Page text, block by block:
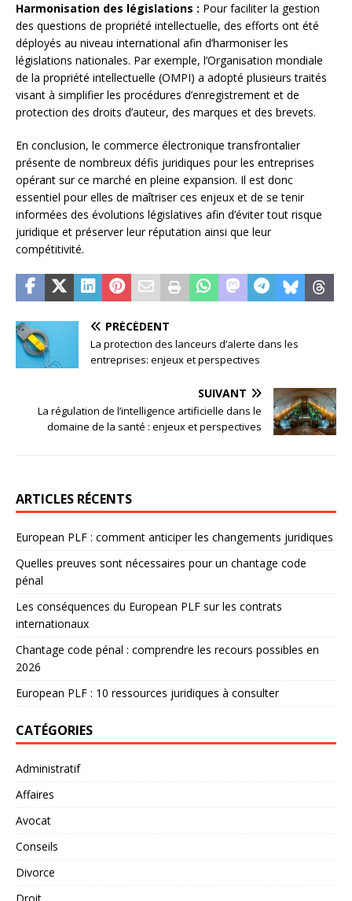
Harmonisation des législations : Pour faciliter la gestion
des questions de propriété intellectuelle, des efforts ont été
déployés au niveau international afin d’harmoniser les
législations nationales. Par exemple, l’Organisation mondiale
de la propriété intellectuelle (OMPI) a adopté plusieurs traités
visant à simplifier les procédures d’enregistrement et de
protection des droits d’auteur, des marques et des brevets.
En conclusion, le commerce électronique transfrontalier
présente de nombreux défis juridiques pour les entreprises
opérant sur ce marché en pleine expansion. Il est donc
essentiel pour elles de maîtriser ces enjeux et de se tenir
informées des évolutions législatives afin d’éviter tout risque
juridique et préserver leur réputation ainsi que leur
compétitivité.
PRÉCÉDENT
La protection des lanceurs d’alerte dans les
entreprises: enjeux et perspectives
SUIVANT
La régulation de l’intelligence artificielle dans le
domaine de la santé : enjeux et perspectives
ARTICLES RÉCENTS
European PLF : comment anticiper les changements juridiques
Quelles preuves sont nécessaires pour un chantage code
pénal
Les conséquences du European PLF sur les contrats
internationaux
Chantage code pénal : comprendre les recours possibles en
2026
European PLF : 10 ressources juridiques à consulter
CATÉGORIES
Administratif
Affaires
Avocat
Conseils
Divorce